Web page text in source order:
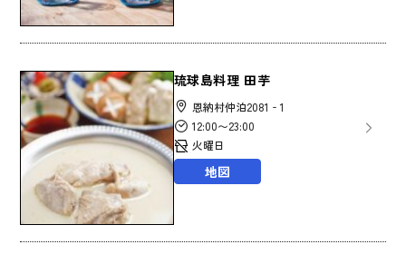
琉球島料理 田芋
恩納村仲泊2081‐1
12:00〜23:00
火曜日
地図